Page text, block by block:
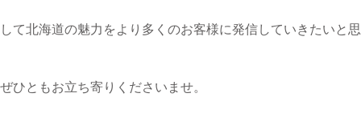
て北海道の魅力をより多くのお客様に発信していきたいと思
ひともお立ち寄りくださいませ。